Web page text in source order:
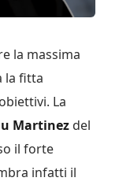
la massima
la fitta
La
Martinez del
il forte
infatti il